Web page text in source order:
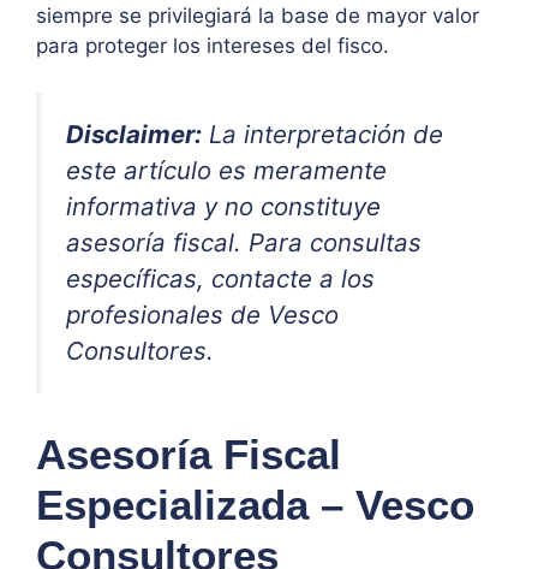
siempre se privilegiará la base de mayor valor
para proteger los intereses del fisco.
Disclaimer: La interpretación de
este artículo es meramente
informativa y no constituye
asesoría fiscal. Para consultas
específicas, contacte a los
profesionales de Vesco
Consultores.
Asesoría Fiscal
Especializada – Vesco
Consultores